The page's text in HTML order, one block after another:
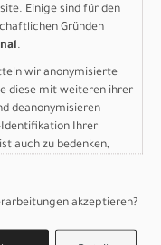
Silver Metallic
Einige sind für den
Gründen
.
wir anonymisierte
diese mit weiteren ihrer
deanonymisieren
Identifikation Ihrer
auch zu bedenken,
akzeptieren?